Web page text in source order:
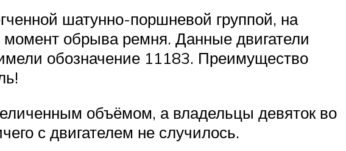
шатунно-поршневой группой, на
момент обрыва ремня. Данные двигатели
обозначение 11183. Преимущество
объёмом, а владельцы девяток во
с двигателем не случилось.